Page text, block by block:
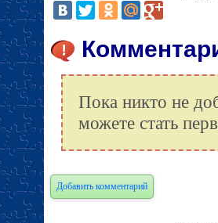
Пока никто не
можете стать
Добавить комментарий